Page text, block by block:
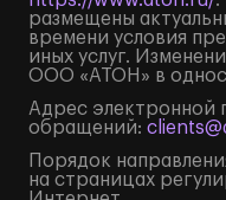
размещены
времени условия
иных услуг.
ООО «АТОН» в
Адрес электронной
обращений:
Порядок
на страницах